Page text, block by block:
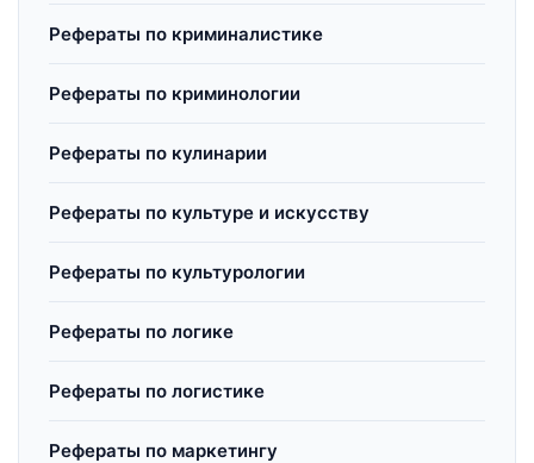
Рефераты по криминалистике
Рефераты по криминологии
Рефераты по кулинарии
Рефераты по культуре и искусству
Рефераты по культурологии
Рефераты по логике
Рефераты по логистике
Рефераты по маркетингу